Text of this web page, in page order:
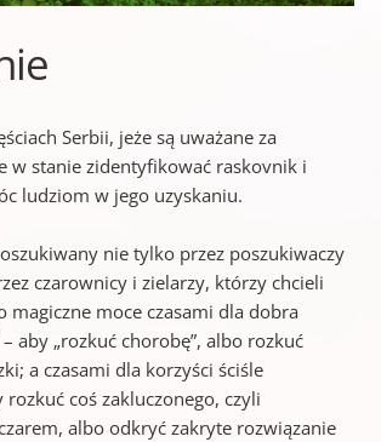
Serbii, jeże są uważane za
w stanie zidentyfikować raskovnik i
ludziom w jego uzyskaniu.
nie tylko przez poszukiwaczy
czarownicy i zielarzy, którzy chcieli
magiczne moce czasami dla dobra
aby „rozkuć chorobę”, albo rozkuć
a czasami dla korzyści ściśle
coś zakluczonego, czyli
albo odkryć zakryte rozwiązanie